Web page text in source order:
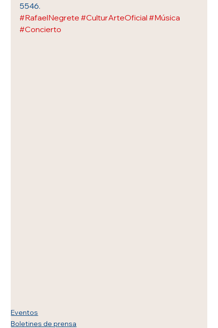
5546.
#RafaelNegrete #CulturArteOficial #Música
#Concierto
Eventos
Boletines de prensa